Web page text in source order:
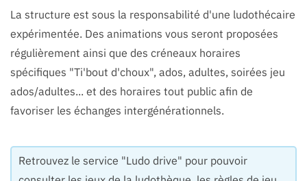
La structure est sous la responsabilité d'une ludothécaire
expérimentée. Des animations vous seront proposées
régulièrement ainsi que des créneaux horaires
spécifiques "Ti'bout d'choux", ados, adultes, soirées jeu
ados/adultes... et des horaires tout public afin de
favoriser les échanges intergénérationnels.
Retrouvez le service "Ludo drive" pour pouvoir